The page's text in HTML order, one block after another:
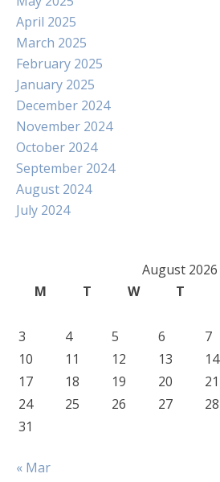
April 2025
March 2025
February 2025
January 2025
December 2024
November 2024
October 2024
September 2024
August 2024
July 2024
August 2026
M
T W T
3
4 5 6 7
10
11 12 13 14
17
18 19 20 21
24
25 26 27 28
31
« Mar